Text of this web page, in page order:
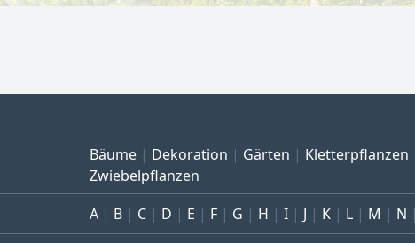
Bäume Dekoration Gärten Kletterpflanzen
Zwiebelpflanzen
A B C D E F G H I J K L M N